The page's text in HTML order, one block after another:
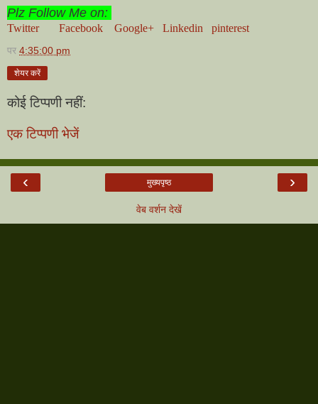
Plz Follow Me on:
Twitter Facebook Google+ Linkedin pinterest
पर 4:35:00 pm
शेयर करें
कोई टिप्पणी नहीं:
एक टिप्पणी भेजें
‹ ›
मुख्यपृष्ठ
वेब वर्शन देखें